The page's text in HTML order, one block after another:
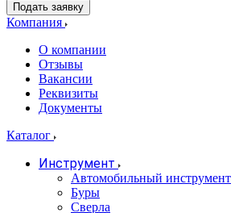
Подать заявку
Компания
О компании
Отзывы
Вакансии
Реквизиты
Документы
Каталог
Инструмент
Автомобильный инструмент
Буры
Сверла